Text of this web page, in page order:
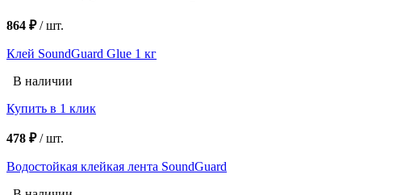
864 ₽/шт.
Клей SoundGuard Glue 1 кг
В наличии
Купить в 1 клик
478 ₽/шт.
Водостойкая клейкая лента SoundGuard